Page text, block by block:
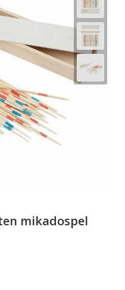
mikadospel